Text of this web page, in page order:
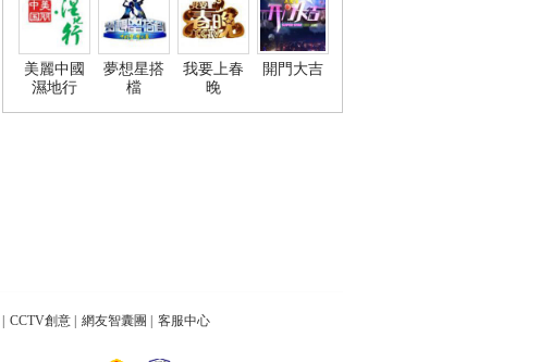
美麗中國
濕地行
夢想星搭
檔
我要上春
晚
開門大吉
CCTV創意 網友智囊團 客服中心